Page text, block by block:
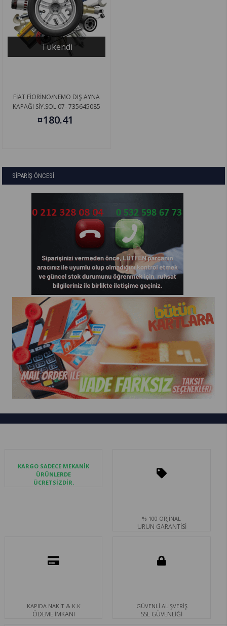
Tükendi
FİAT FİORİNO/NEMO DIŞ AYNA
KAPAĞI SİY.SOL.07- 735645085
¤180.41
SİPARİŞ ÖNCESİ
KARGO SADECE MEKANİK
ÜRÜNLERDE
ÜCRETSİZDİR.
% 100 ORJİNAL
ÜRÜN GARANTİSİ
KAPIDA NAKİT & K.K
ÖDEME İMKANI
GÜVENLİ ALIŞVERİŞ
SSL GÜVENLİĞİ